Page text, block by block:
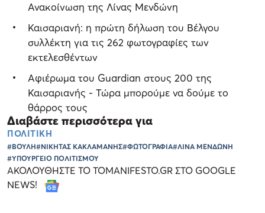
Ανακοίνωση της Λίνας Μενδώνη
Καισαριανή: η πρώτη δήλωση του Βέλγου
συλλέκτη για τις 262 φωτογραφίες των
εκτελεσθέντων
Αφιέρωμα του Guardian στους 200 της
Καισαριανής - Τώρα μπορούμε να δούμε το
θάρρος τους
Διαβάστε περισσότερα για
ΠΟΛΙΤΙΚΗ
#ΒΟΥΛΗ#ΝΙΚΗΤΑΣ ΚΑΚΛΑΜΑΝΗΣ#ΦΩΤΟΓΡΑΦΙΑ#ΛΙΝΑ ΜΕΝΔΩΝΗ
#ΥΠΟΥΡΓΕΙΟ ΠΟΛΙΤΙΣΜΟΥ
ΑΚΟΛΟΥΘΗΣΤΕ ΤΟ TOMANIFESTO.GR ΣΤΟ GOOGLE
NEWS!